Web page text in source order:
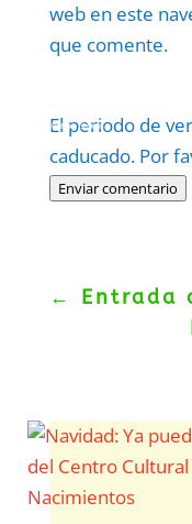
web en este
que comente.
El periodo de
caducado. Por
Enviar comentario
Politica–Términos.
← Entrada